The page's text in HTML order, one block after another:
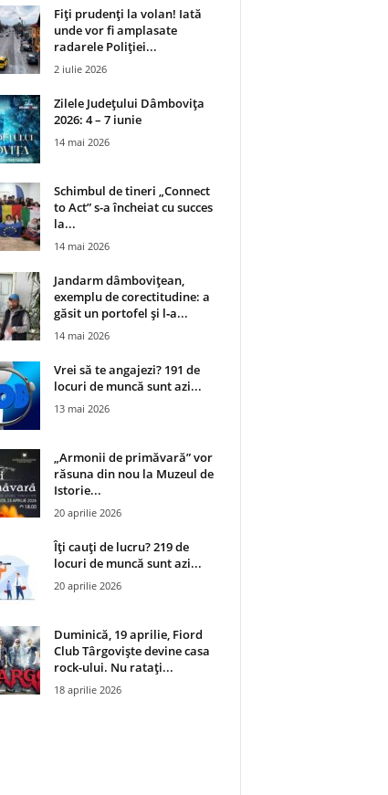
Fiți prudenți la volan! Iată
unde vor fi amplasate
radarele Poliției...
2 iulie 2026
Zilele Județului Dâmbovița
2026: 4 – 7 iunie
14 mai 2026
Schimbul de tineri „Connect
to Act” s-a încheiat cu succes
la...
14 mai 2026
Jandarm dâmbovițean,
exemplu de corectitudine: a
găsit un portofel și l‑a...
14 mai 2026
Vrei să te angajezi? 191 de
locuri de muncă sunt azi...
13 mai 2026
„Armonii de primăvară” vor
răsuna din nou la Muzeul de
Istorie...
20 aprilie 2026
Îți cauți de lucru? 219 de
locuri de muncă sunt azi...
20 aprilie 2026
Duminică, 19 aprilie, Fiord
Club Târgoviște devine casa
rock-ului. Nu ratați...
18 aprilie 2026